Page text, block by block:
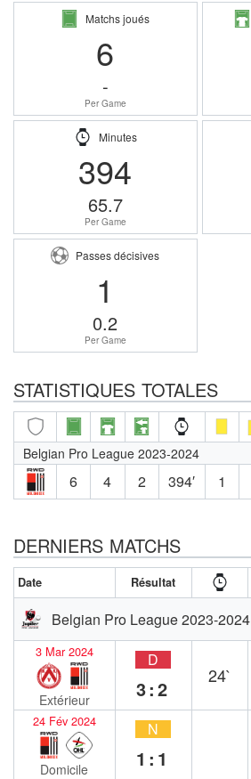
Matchs joués
6
-
Per Game
Minutes
394
65.7
Per Game
Passes décisives
1
0.2
Per Game
STATISTIQUES TOTALES
Belgian Pro League 2023-2024
6 4 2 394′ 1
DERNIERS MATCHS
Date Résultat
Belgian Pro League 2023-2024
3 Mar 2024
Extérieur
D
3:2
24`
24 Fév 2024
Domicile
N
1:1